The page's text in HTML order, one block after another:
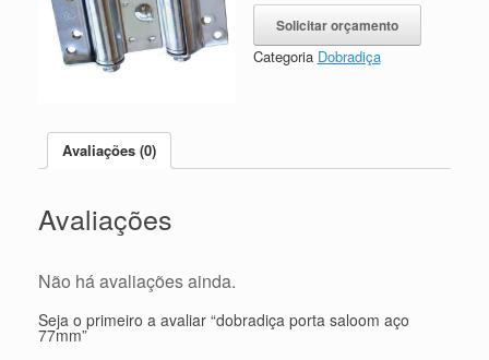
Solicitar orçamento
Categoria Dobradiça
Avaliações (0)
Avaliações
Não há avaliações ainda.
Seja o primeiro a avaliar “dobradiça porta saloom aço
77mm”